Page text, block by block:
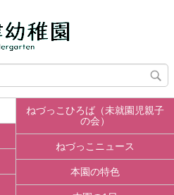
ねづっこひろば（未就園児親子
の会）
ねづっこニュース
本園の特色